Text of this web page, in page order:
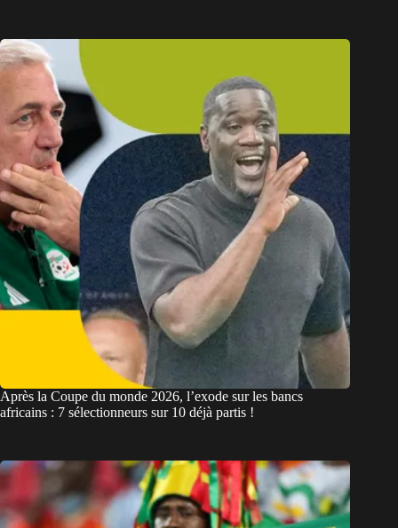
Après la Coupe du monde 2026, l’exode sur les bancs
africains : 7 sélectionneurs sur 10 déjà partis !